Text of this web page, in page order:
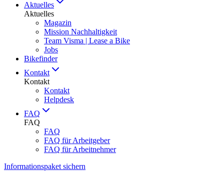
Aktuelles
Aktuelles
Magazin
Mission Nachhaltigkeit
Team Visma | Lease a Bike
Jobs
Bikefinder
Kontakt
Kontakt
Kontakt
Helpdesk
FAQ
FAQ
FAQ
FAQ für Arbeitgeber
FAQ für Arbeitnehmer
Informationspaket sichern